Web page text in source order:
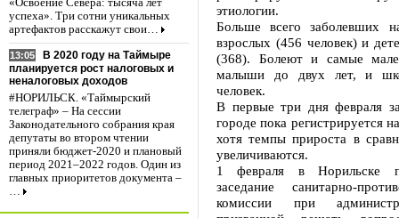
«Освоение Севера: тысяча лет
успеха». Три сотни уникальных
артефактов расскажут свои…
13:05
В 2020 году на Таймыре
планируется рост налоговых и
неналоговых доходов
#НОРИЛЬСК. «Таймырский
телеграф» – На сессии
Законодательного собрания края
депутаты во втором чтении
приняли бюджет-2020 и плановый
период 2021–2022 годов. Один из
главных приоритетов документа –
…
этиологии.
Больше всего заболевших
взрослых (456 человек) и
(368). Болеют и самые
малыши до двух лет, и
человек.
В первые три дня февраля
городе пока регистрируется
хотя темпы прироста в
увеличиваются.
1 февраля в Норильске
заседание санитарно-
комиссии при